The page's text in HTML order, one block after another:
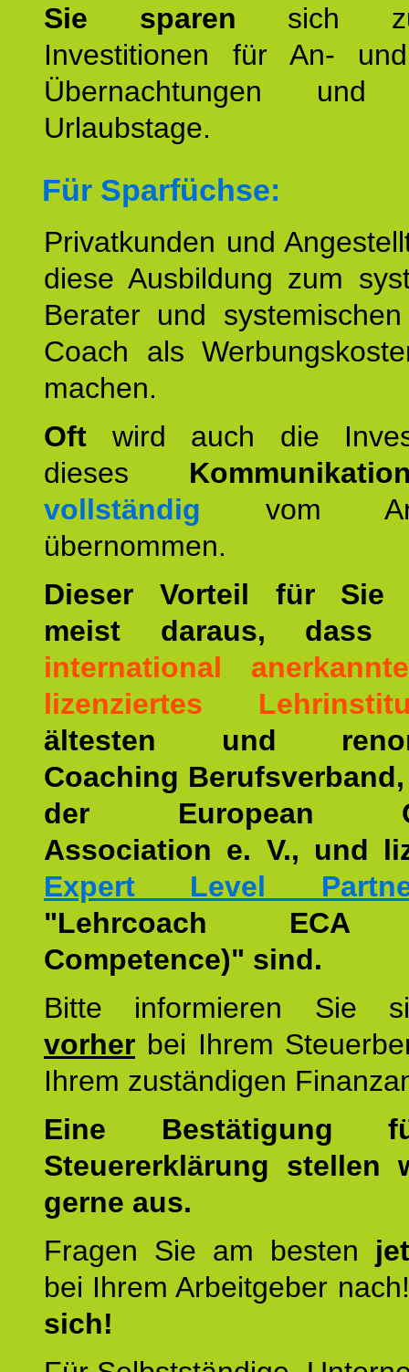
Sie sparen sich
Investitionen für An-
Übernachtungen und
Urlaubstage.
Für Sparfüchse:
Privatkunden und
diese Ausbildung zum
Berater und
Coach als
machen.
Oft wird auch die
dieses
vollständig vom
übernommen.
Dieser Vorteil für Sie
meist daraus,
international
lizenziertes
ältesten und
Coaching
der European
Association e. V., und
Expert Level
"Lehrcoach ECA
Competence)" sind.
Bitte informieren Sie
vorher bei Ihrem
Ihrem zuständigen
Eine Bestätigung
Steuererklärung stellen
gerne aus.
Fragen Sie am besten
bei Ihrem Arbeitgeber
sich!